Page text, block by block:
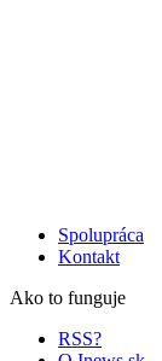
Spolupráca
Kontakt
Ako to funguje
RSS?